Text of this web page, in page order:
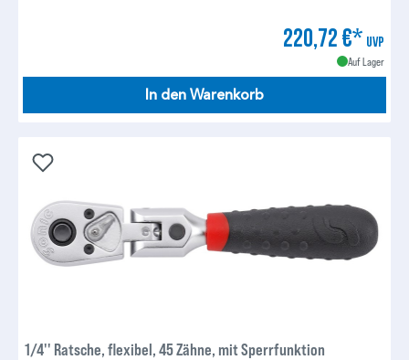
220,72 €* UVP
Auf Lager
In den Warenkorb
1/4'' Ratsche, flexibel, 45 Zähne, mit Sperrfunktion